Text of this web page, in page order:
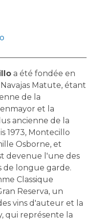
a été fondée en
Matute, étant
de la
et la
ancienne de la
1973, Montecillo
Osborne, et
devenue l'une des
de longue garde.
Classique
Reserva, un
vins d'auteur et la
qui représente la